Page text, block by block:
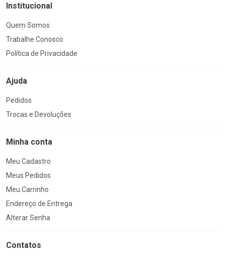
Institucional
Quem Somos
Trabalhe Conosco
Política de Privacidade
Ajuda
Pedidos
Trocas e Devoluções
Minha conta
Meu Cadastro
Meus Pedidos
Meu Carrinho
Endereço de Entrega
Alterar Senha
Contatos